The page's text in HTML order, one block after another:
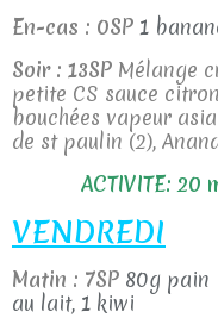
En-cas : 0SP 1
Soir : 13SP Mélange
petite CS sauce
bouchées vapeur
de st paulin (2),
ACTIVITE: 20
VENDREDI
Matin : 7SP 80g pain
au lait, 1 kiwi